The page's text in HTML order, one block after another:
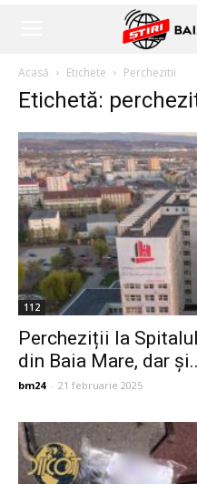
Acasă Etichete Perchezitii
Etichetă:
112
Percheziții la
din Baia Mare, dar
bm24 - 21 februarie 2025